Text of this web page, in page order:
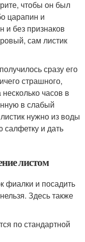
чтобы он был
царапин и
и без признаков
сам листик
сразу его
страшного,
часов в
в слабый
нужно из воды
салфетку и дать
листом
фиалки и посадить
Здесь также
по стандартной